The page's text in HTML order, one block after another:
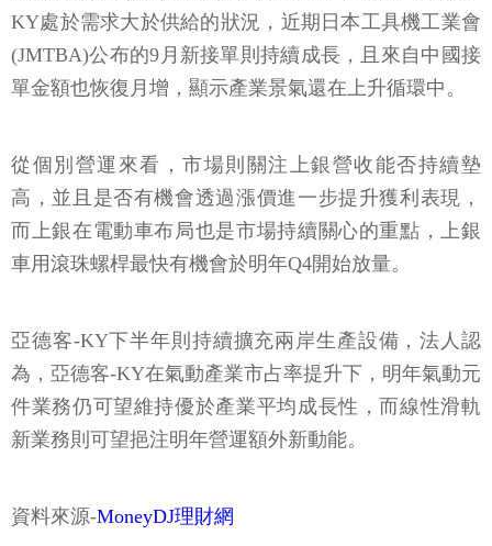
KY處於需求大於供給的狀況，近期日本工具機工業會
(JMTBA)公布的9月新接單則持續成長，且來自中國接
單金額也恢復月增，顯示產業景氣還在上升循環中。
從個別營運來看，市場則關注上銀營收能否持續墊
高，並且是否有機會透過漲價進一步提升獲利表現，
而上銀在電動車布局也是市場持續關心的重點，上銀
車用滾珠螺桿最快有機會於明年Q4開始放量。
亞德客-KY下半年則持續擴充兩岸生產設備，法人認
為，亞德客-KY在氣動產業市占率提升下，明年氣動元
件業務仍可望維持優於產業平均成長性，而線性滑軌
新業務則可望挹注明年營運額外新動能。
資料來源-MoneyDJ理財網